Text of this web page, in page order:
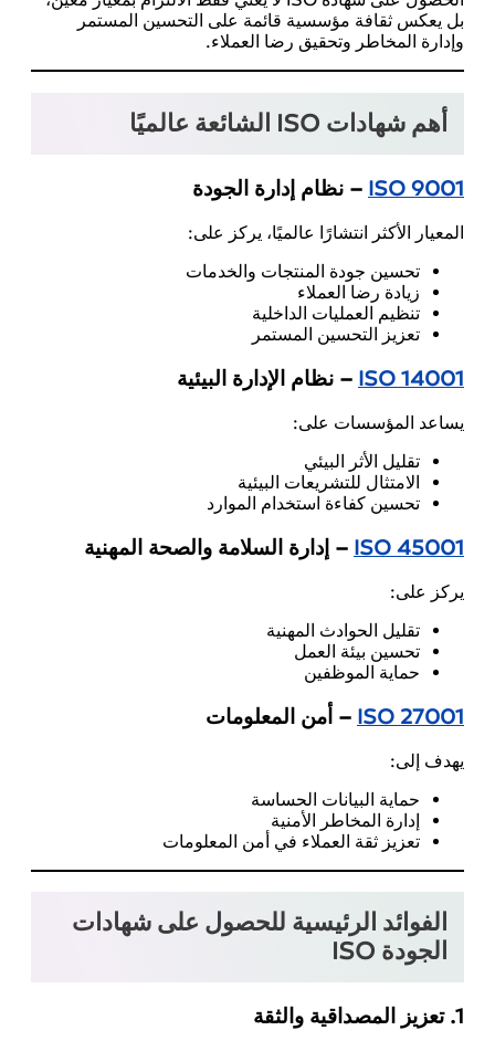
بل يعكس ثقافة مؤسسية قائمة على التحسين المستمر
وإدارة المخاطر وتحقيق رضا العملاء.
أهم شهادات ISO الشائعة عالميًا
ISO 9001 – نظام إدارة الجودة
المعيار الأكثر انتشارًا عالميًا، يركز على:
تحسين جودة المنتجات والخدمات
زيادة رضا العملاء
تنظيم العمليات الداخلية
تعزيز التحسين المستمر
ISO 14001 – نظام الإدارة البيئية
يساعد المؤسسات على:
تقليل الأثر البيئي
الامتثال للتشريعات البيئية
تحسين كفاءة استخدام الموارد
ISO 45001 – إدارة السلامة والصحة المهنية
يركز على:
تقليل الحوادث المهنية
تحسين بيئة العمل
حماية الموظفين
ISO 27001 – أمن المعلومات
يهدف إلى:
حماية البيانات الحساسة
إدارة المخاطر الأمنية
تعزيز ثقة العملاء في أمن المعلومات
الفوائد الرئيسية للحصول على شهادات
الجودة ISO
1. تعزيز المصداقية والثقة